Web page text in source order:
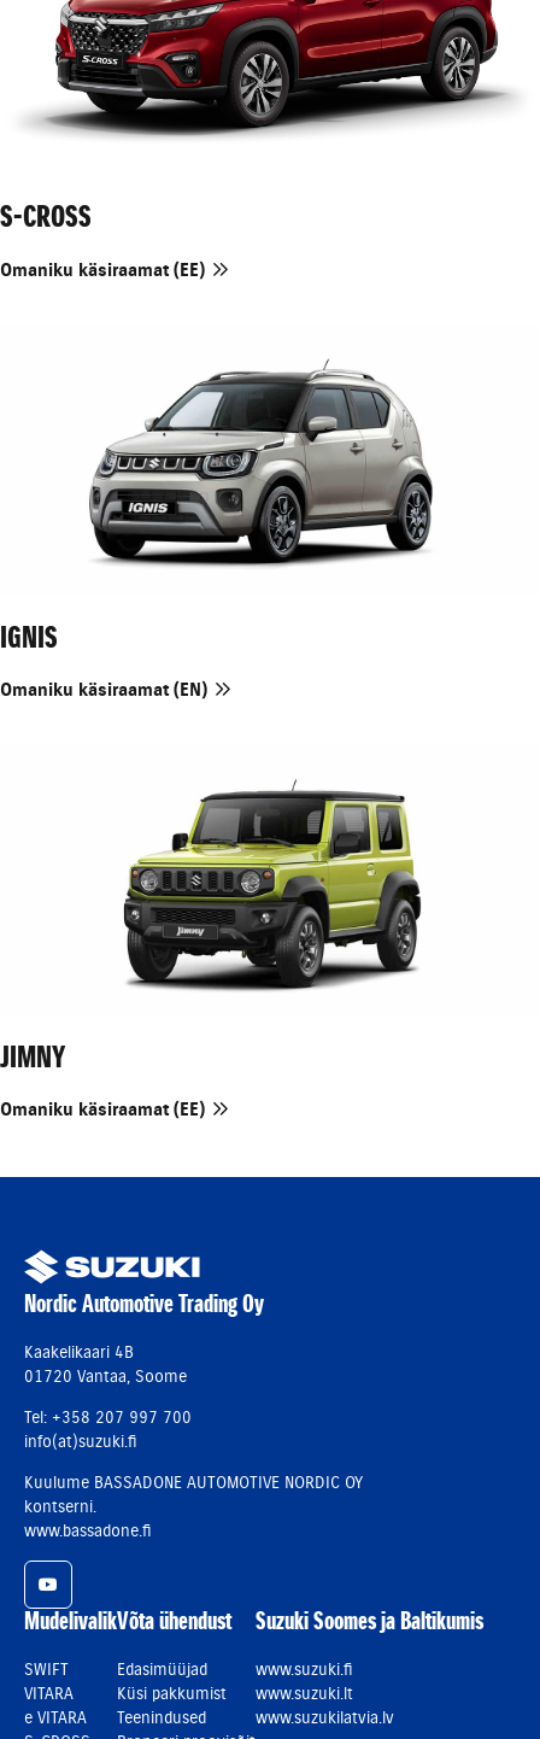
S-CROSS
Omaniku käsiraamat (EE)
IGNIS
Omaniku käsiraamat (EN)
JIMNY
Omaniku käsiraamat (EE)
Nordic Automotive Trading Oy
Kaakelikaari 4B
01720 Vantaa, Soome
Tel: +358 207 997 700
info(at)suzuki.fi
Kuulume BASSADONE AUTOMOTIVE NORDIC OY
kontserni.
www.bassadone.fi
YouTube
Mudelivalik
SWIFT
VITARA
e VITARA
Võta ühendust
Edasimüüjad
Küsi pakkumist
Teenindused
Suzuki Soomes ja Baltikumis
www.suzuki.fi
www.suzuki.lt
www.suzukilatvia.lv